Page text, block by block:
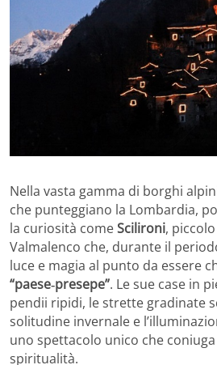
Nella vasta gamma di borghi
che punteggiano la Lombardia,
la curiosità comeScilironi,
Valmalenco che, durante il
luce e magia al punto da essere
“paese‑presepe”. Le sue case in
pendii ripidi, le strette gradinate
solitudine invernale e
uno spettacolo unico che
spiritualità.